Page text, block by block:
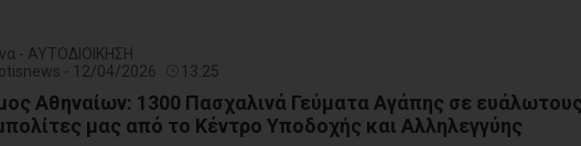
- ΑΥΤΟΔΙΟΙΚΗΣΗ
- 12/04/2026
13:25
Αθηναίων: 1300 Πασχαλινά Γεύματα Αγάπης σε
μας από το Κέντρο Υποδοχής και Αλληλεγγύης